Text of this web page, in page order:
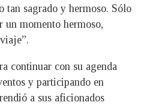
tan sagrado y hermoso. Sólo
un momento hermoso,
continuar con su agenda
y participando en
a sus aficionados